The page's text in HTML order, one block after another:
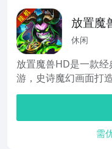
放置魔
战
休闲
放置魔兽HD是一款
游，史诗魔幻画面打
需